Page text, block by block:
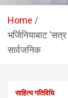
सञ्चालित
पत्रिका
hknepal,
Home
भर्जिनियाबाट
सार्वजनिक
साहित्य गतिविधि